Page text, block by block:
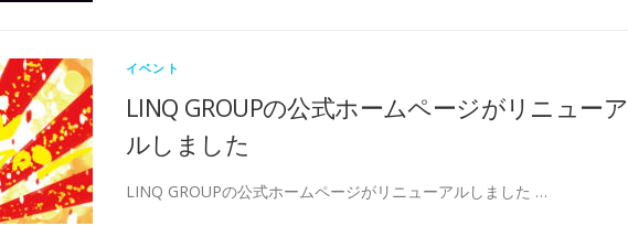
イベント
LINQ GROUPの公式ホームページがリニューア
ルしました
LINQ GROUPの公式ホームページがリニューアルしました …